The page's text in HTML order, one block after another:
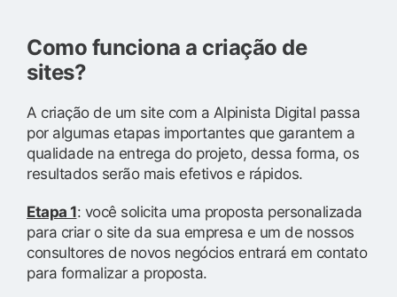
Como funciona a criação de
sites?
A criação de um site com a Alpinista Digital passa
por algumas etapas importantes que garantem a
qualidade na entrega do projeto, dessa forma, os
resultados serão mais efetivos e rápidos.
Etapa 1: você solicita uma proposta personalizada
para criar o site da sua empresa e um de nossos
consultores de novos negócios entrará em contato
para formalizar a proposta.